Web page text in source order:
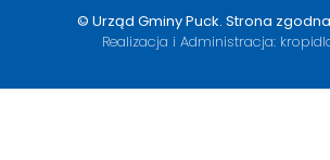
© Urząd Gminy Puck. Strona zgodna
Realizacja i Administracja: